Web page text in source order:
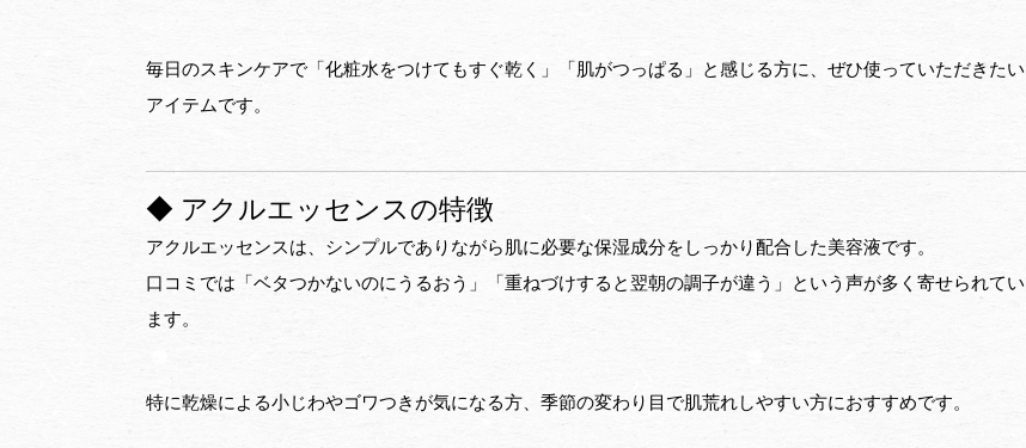
毎日のスキンケアで「化粧水をつけてもすぐ乾く」「肌がつっぱる」と感じる方に、ぜひ使っていただきたい
アイテムです。
◆ アクルエッセンスの特徴
アクルエッセンスは、シンプルでありながら肌に必要な保湿成分をしっかり配合した美容液です。
口コミでは「ベタつかないのにうるおう」「重ねづけすると翌朝の調子が違う」という声が多く寄せられてい
ます。
特に乾燥による小じわやゴワつきが気になる方、季節の変わり目で肌荒れしやすい方におすすめです。